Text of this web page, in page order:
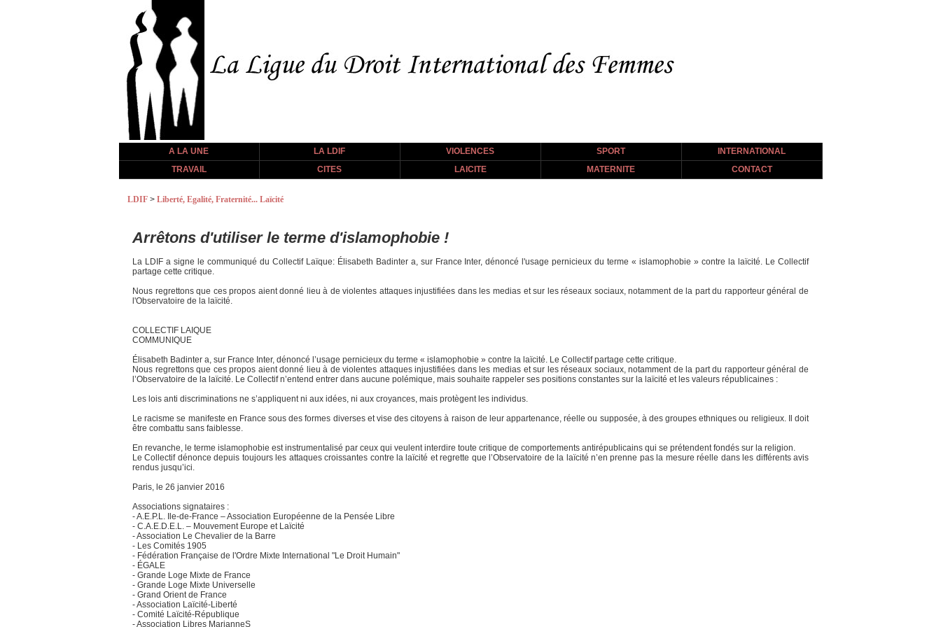
A LA UNE LA LDIF VIOLENCES SPORT
INTERNATIONAL
TRAVAIL
CITES LAICITE MATERNITE CONTACT
LDIF > Liberté, Egalité, Fraternité... Laïcité
Arrêtons d'utiliser le terme d'islamophobie !
La LDIF a signe le communiqué du Collectif Laïque: Élisabeth Badinter a, sur France Inter, dénoncé l'usage pernicieux du terme « islamophobie » contre la laïcité. Le Collectif
partage cette critique.
Nous regrettons que ces propos aient donné lieu à de violentes attaques injustifiées dans les medias et sur les réseaux sociaux, notamment de la part du rapporteur général de
l'Observatoire de la laïcité.
COLLECTIF LAIQUE
COMMUNIQUE
Élisabeth Badinter a, sur France Inter, dénoncé l’usage pernicieux du terme « islamophobie » contre la laïcité. Le Collectif partage cette critique.
Nous regrettons que ces propos aient donné lieu à de violentes attaques injustifiées dans les medias et sur les réseaux sociaux, notamment de la part du rapporteur général de
l’Observatoire de la laïcité. Le Collectif n’entend entrer dans aucune polémique, mais souhaite rappeler ses positions constantes sur la laïcité et les valeurs républicaines :
Les lois anti discriminations ne s’appliquent ni aux idées, ni aux croyances, mais protègent les individus.
Le racisme se manifeste en France sous des formes diverses et vise des citoyens à raison de leur appartenance, réelle ou supposée, à des groupes ethniques ou religieux. Il doit
être combattu sans faiblesse.
En revanche, le terme islamophobie est instrumentalisé par ceux qui veulent interdire toute critique de comportements antirépublicains qui se prétendent fondés sur la religion.
Le Collectif dénonce depuis toujours les attaques croissantes contre la laïcité et regrette que l’Observatoire de la laïcité n’en prenne pas la mesure réelle dans les différents avis
rendus jusqu’ici.
Paris, le 26 janvier 2016
Associations signataires :
- A.E.P.L. Ile-de-France – Association Européenne de la Pensée Libre
- C.A.E.D.E.L. – Mouvement Europe et Laïcité
- Association Le Chevalier de la Barre
- Les Comités 1905
- Fédération Française de l'Ordre Mixte International "Le Droit Humain"
- ÉGALE
- Grande Loge Mixte de France
- Grande Loge Mixte Universelle
- Grand Orient de France
- Association Laïcité-Liberté
- Comité Laïcité-République
- Association Libres MarianneS